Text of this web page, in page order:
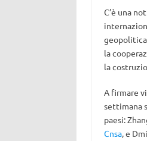
C’è una
geopolitica
la
la
A firmare
settimana
paesi:
Cnsa, e